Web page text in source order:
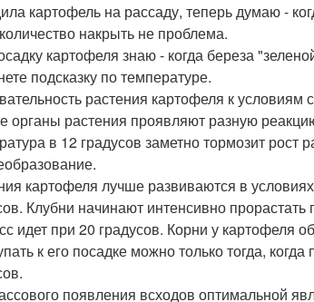
картофель на рассаду, теперь думаю -
накрыть не проблема.
картофеля знаю - когда береза
подсказку по температуре.
растения картофеля к
органы растения проявляют разную
в 12 градусов заметно тормозит рост
картофеля лучше развиваются в
Клубни начинают интенсивно
идет при 20 градусов. Корни у картофеля
к его посадке можно только тогда,
появления всходов оптимальной